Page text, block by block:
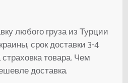
любого груза из Турции
срок доставки 3-4
товара. Чем
доставка.